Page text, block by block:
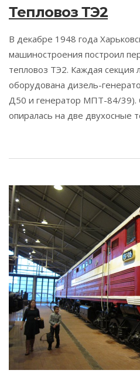
Тепловоз ТЭ2
В декабре 1948 года
машиностроения построил
тепловоз ТЭ2. Каждая секция
оборудована дизель-
Д50 и генератор МПТ-84/39).
опиралась на две двухосные